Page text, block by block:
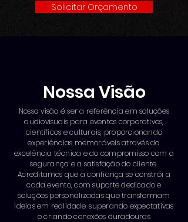
Solicitar Orçamento
Nossa Visão
Nossa visão é ser a referência em soluções
audiovisuais para eventos corporativos,
científicos e culturais, proporcionando
experiências memoráveis através da
excelência técnica e do compromisso com a
segurança e a satisfação do cliente.
Acreditamos que a confiança se constrói a
cada evento, com suporte dedicado e
soluções personalizadas que transformam
ideias em realidade, superando expectativas
e criando conexões duradouras